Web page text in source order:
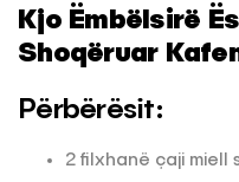
Kjo Ëmbëlsirë
Shoqëruar
Përbërësit:
2 filxhanë çaji miell